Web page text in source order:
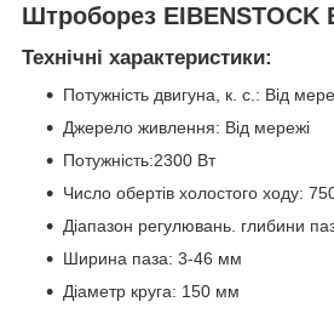
Штроборез EIBENSTOCK
Технічні характеристики:
Потужність двигуна, к. с.: Від
Джерело живлення: Від мережі
Потужність:2300 Вт
Число обертів холостого ходу:
Діапазон регулювань. глибини
Ширина паза: 3-46 мм
Діаметр круга: 150 мм